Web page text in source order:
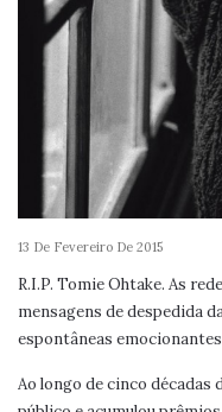
13 De Fevereiro De 2015
R.I.P. Tomie Ohtake. As
mensagens de despedida
espontâneas
Ao longo de cinco